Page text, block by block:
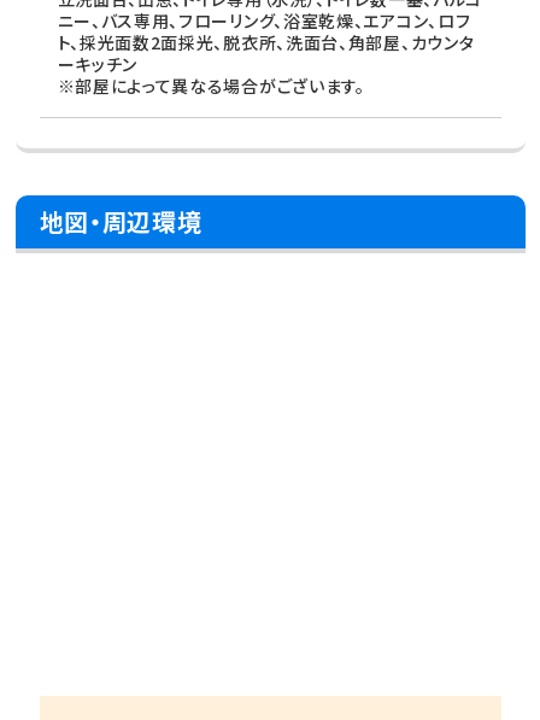
ニー、バス専用、フローリング、浴室乾燥、エアコン、ロフ
ト、採光面数2面採光、脱衣所、洗面台、角部屋、カウンタ
ーキッチン
※部屋によって異なる場合がございます。
地図・周辺環境